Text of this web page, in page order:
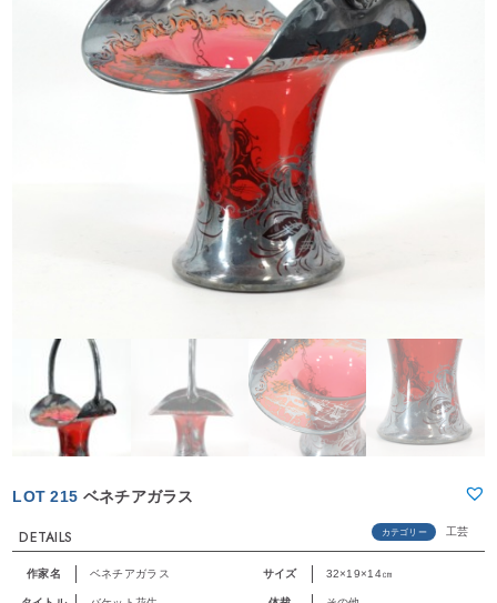
LOT 215 ベネチアガラス
DETAILS カテゴリー 工芸
作家名 ベネチアガラス サイズ 32×19×14㎝